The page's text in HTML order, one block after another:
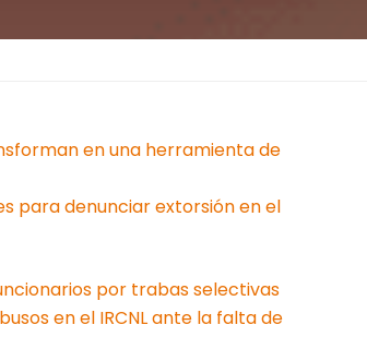
en una herramienta de
para denunciar extorsión en el
por trabas selectivas
en el IRCNL ante la falta de